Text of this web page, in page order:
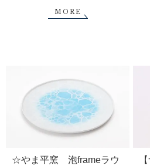
MORE
☆やま平窯 泡frameラウ